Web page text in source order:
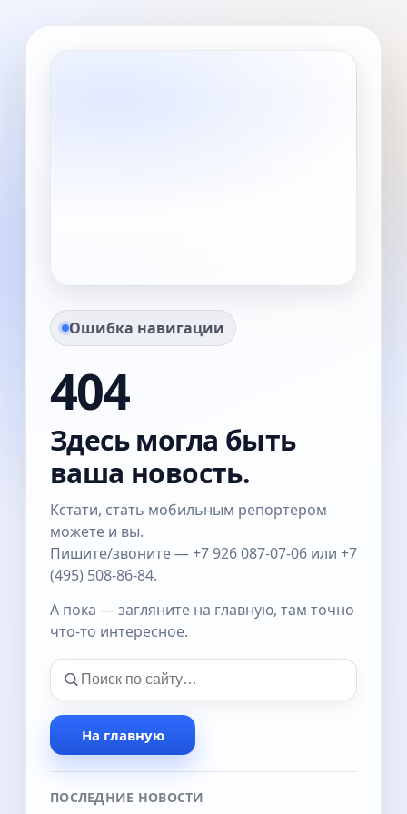
Ошибка навигации
404
Здесь могла быть
ваша новость.
Кстати, стать мобильным репортером
можете и вы.
Пишите/звоните — +7 926 087-07-06 или +7
(495) 508-86-84.
А пока — загляните на главную, там точно
что-то интересное.
На главную
ПОСЛЕДНИЕ НОВОСТИ